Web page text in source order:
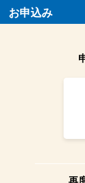
お申込み